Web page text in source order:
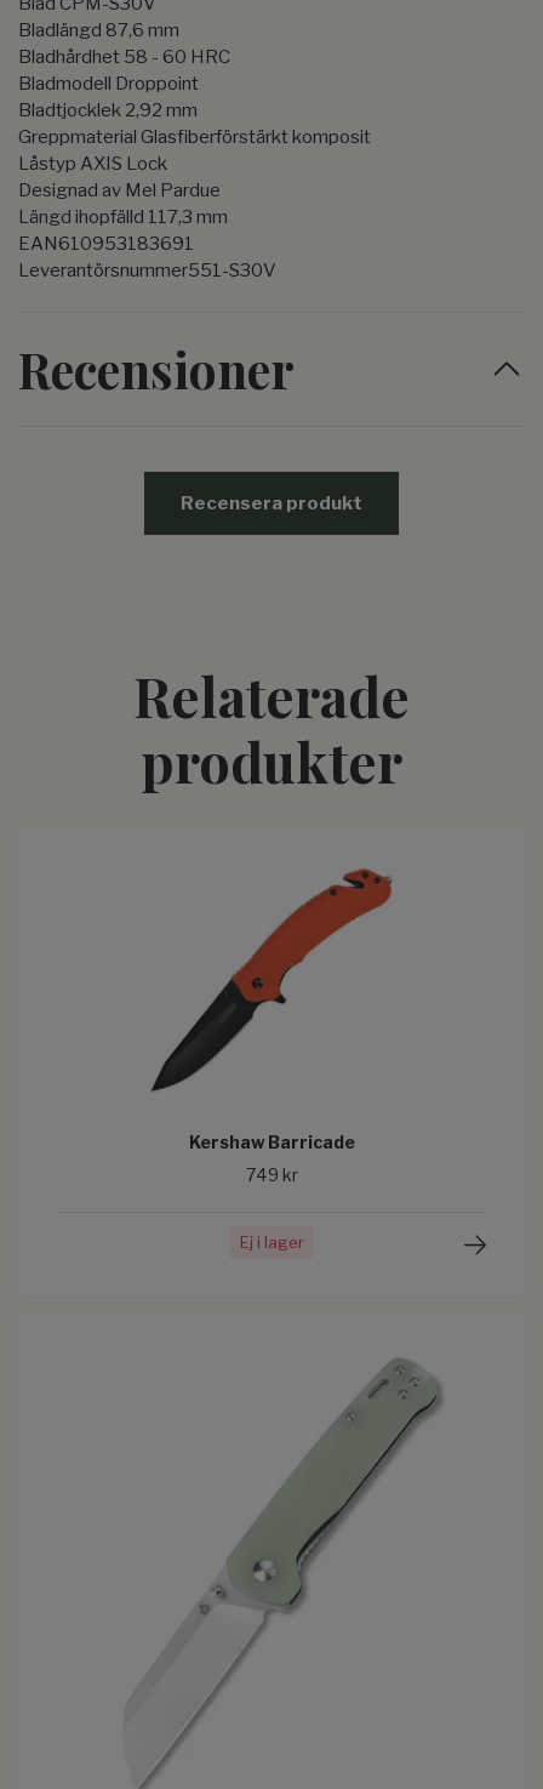
Bladlängd 87,6 mm
Bladhårdhet 58 - 60 HRC
Bladmodell Droppoint
Bladtjocklek 2,92 mm
Greppmaterial Glasfiberförstärkt komposit
Låstyp AXIS Lock
Designad av Mel Pardue
Längd ihopfälld 117,3 mm
EAN610953183691
Leverantörsnummer551-S30V
Recensioner
Recensera produkt
Relaterade
produkter
Kershaw Barricade
749 kr
Ej i lager